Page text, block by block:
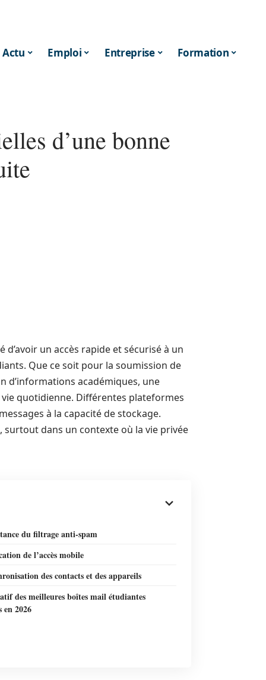
Actu Emploi Entreprise Formation
d’une bonne
un accès rapide et sécurisé à un
Que ce soit pour la soumission de
d’informations académiques, une
quotidienne. Différentes plateformes
à la capacité de stockage.
surtout dans un contexte où la vie privée
du filtrage anti-spam
de l’accès mobile
des contacts et des appareils
des meilleures boîtes mail étudiantes
en 2026